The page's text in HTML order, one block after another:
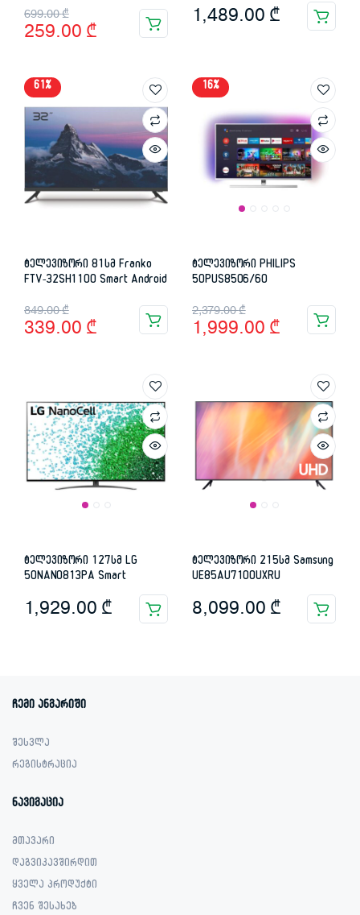
699.00₾
Original
price
699.00 ₾.
259.00 ₾
Current
price
259.00 ₾.
1,489.00 ₾
61%
ტელევიზორი 81სმ Franko
FTV-32SH1100 Smart Android
849.00₾
Original
price
339.00 ₾
Current
price
16%
ტელევიზორი PHILIPS
50PUS8506/60
2,379.00₾
Original
price
1,999.00 ₾
Current
price
ტელევიზორი 127სმ LG
50NANO813PA Smart
1,929.00 ₾
ტელევიზორი 215სმ Samsung
UE85AU7100UXRU
8,099.00 ₾
ჩემი ანგარიში
შესვლა
რეგისტრაცია
ნავიგაცია
მთავარი
დაგვიკავშირდით
ყველა პროდუქტი
ჩვენ შესახებ